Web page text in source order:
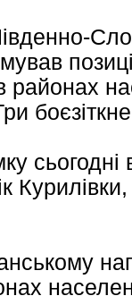
районах
сьогодні